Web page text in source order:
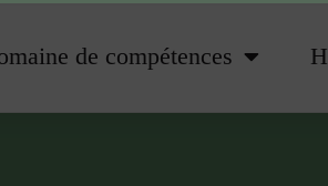
de compétences